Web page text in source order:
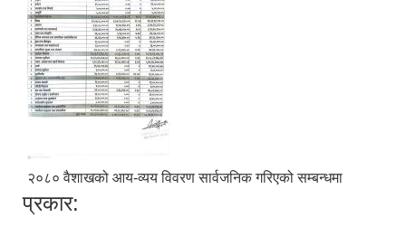
२०८० वैशाखको आय-व्यय विवरण सार्वजनिक गरिएको सम्बन्धमा
प्रकार: